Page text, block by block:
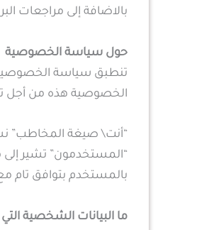
بالاضافة إلى مراجعات
حول سياسة الخصوصية
تنطبق سياسة الخصوصية
الخصوصية هذه من أجل
“أنت\ صيغة المخاطب”
“المستخدمون” تشير
بالمستخدم بتوافق تام
ما البيانات الشخصية